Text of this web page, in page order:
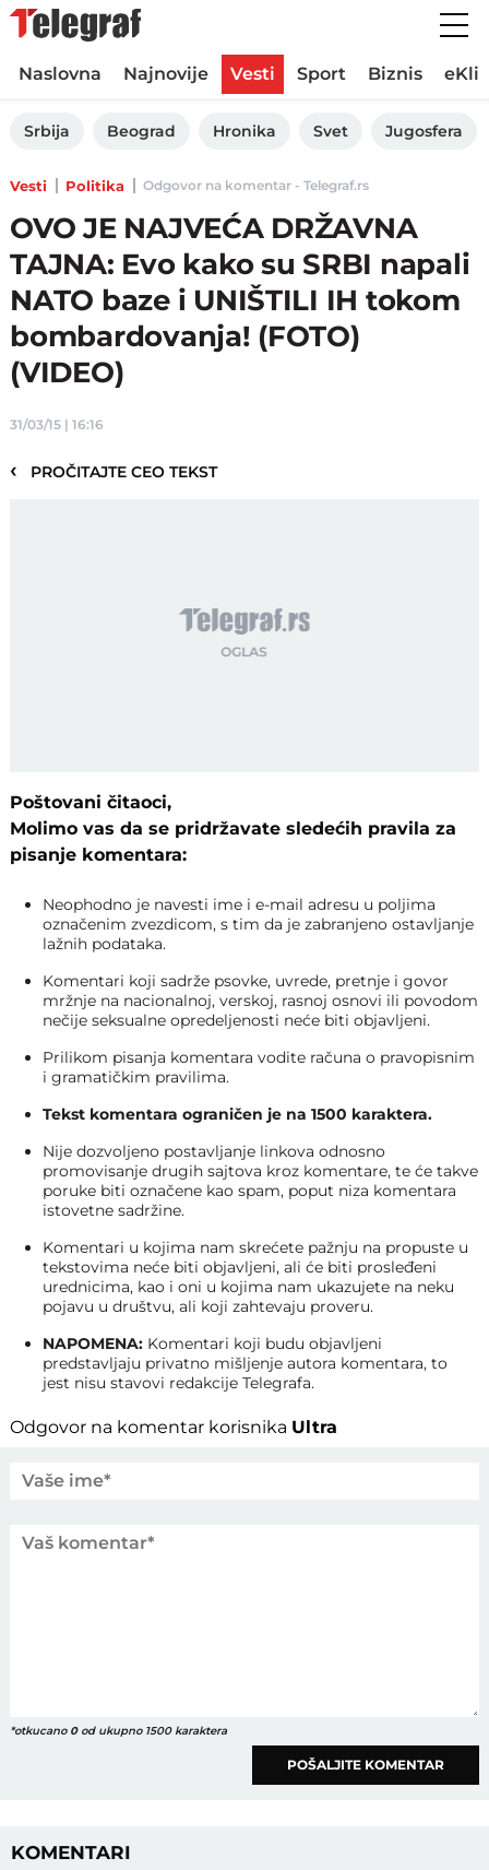
Naslovna Najnovije Vesti Sport Biznis
Srbija Beograd Hronika Svet Jugosfera
Vesti Politika Odgovor na komentar - Telegraf.rs
OVO JE NAJVEĆA DRŽAVNA
TAJNA: Evo kako su SRBI napali
NATO baze i UNIŠTILI IH tokom
bombardovanja! (FOTO)
(VIDEO)
31/03/15 | 16:16
‹ PROČITAJTE CEO TEKST
Poštovani čitaoci,
Molimo vas da se pridržavate sledećih pravila za
pisanje komentara:
Neophodno je navesti ime i e-mail adresu u poljima
označenim zvezdicom, s tim da je zabranjeno ostavljanje
lažnih podataka.
Komentari koji sadrže psovke, uvrede, pretnje i govor
mržnje na nacionalnoj, verskoj, rasnoj osnovi ili povodom
nečije seksualne opredeljenosti neće biti objavljeni.
Prilikom pisanja komentara vodite računa o pravopisnim
i gramatičkim pravilima.
Tekst komentara ograničen je na 1500 karaktera.
Nije dozvoljeno postavljanje linkova odnosno
promovisanje drugih sajtova kroz komentare, te će takve
poruke biti označene kao spam, poput niza komentara
istovetne sadržine.
Komentari u kojima nam skrećete pažnju na propuste u
tekstovima neće biti objavljeni, ali će biti prosleđeni
urednicima, kao i oni u kojima nam ukazujete na neku
pojavu u društvu, ali koji zahtevaju proveru.
NAPOMENA: Komentari koji budu objavljeni
predstavljaju privatno mišljenje autora komentara, to
jest nisu stavovi redakcije Telegrafa.
Odgovor na komentar korisnika Ultra
*otkucano 0od ukupno 1500 karaktera
POŠALJITE KOMENTAR
KOMENTARI